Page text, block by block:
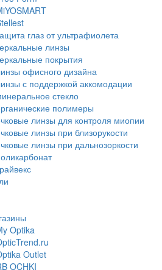
глаз от ультрафиолета
линзы
покрытия
офисного дизайна
с поддержкой аккомодации
стекло
полимеры
линзы для контроля миопии
линзы при близорукости
линзы при дальнозоркости
Optika
Outlet
OCHKI